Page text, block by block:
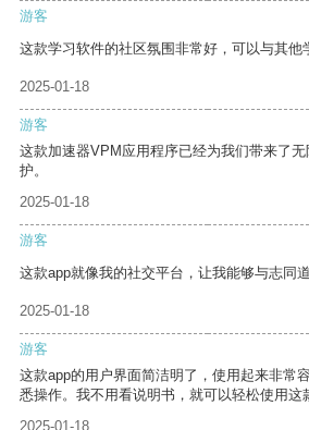
游客
这款学习软件的社区氛围非常好，可以与其他
2025-01-18
游客
这款加速器VPM应用程序已经为我们带来了
护。
2025-01-18
游客
这款app就像我的社交平台，让我能够与志同
2025-01-18
游客
这款app的用户界面简洁明了，使用起来非常
悉操作。我不用看说明书，就可以轻松使用这
2025-01-18